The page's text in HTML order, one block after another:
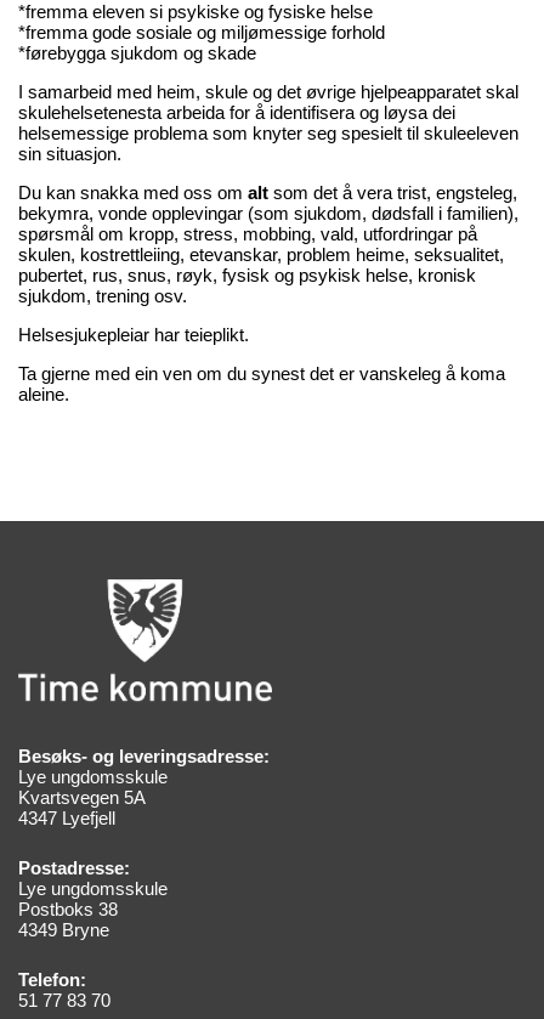
*fremma eleven si psykiske og fysiske helse
*fremma gode sosiale og miljømessige forhold
*førebygga sjukdom og skade
I samarbeid med heim, skule og det øvrige hjelpeapparatet skal
skulehelsetenesta arbeida for å identifisera og løysa dei
helsemessige problema som knyter seg spesielt til skuleeleven
sin situasjon.
Du kan snakka med oss om alt som det å vera trist, engsteleg,
bekymra, vonde opplevingar (som sjukdom, dødsfall i familien),
spørsmål om kropp, stress, mobbing, vald, utfordringar på
skulen, kostrettleiing, etevanskar, problem heime, seksualitet,
pubertet, rus, snus, røyk, fysisk og psykisk helse, kronisk
sjukdom, trening osv.
Helsesjukepleiar har teieplikt.
Ta gjerne med ein ven om du synest det er vanskeleg å koma
aleine.
Besøks- og leveringsadresse:
Lye ungdomsskule
Kvartsvegen 5A
4347 Lyefjell
Postadresse:
Lye ungdomsskule
Postboks 38
4349 Bryne
Telefon:
51 77 83 70